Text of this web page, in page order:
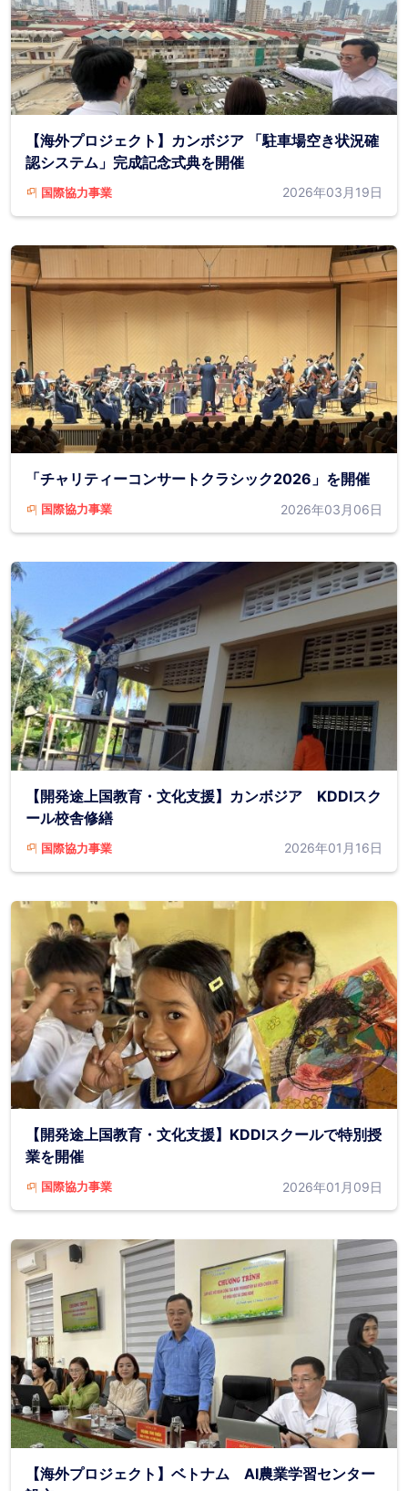
【海外プロジェクト】カンボジア 「駐車場空き状況確
認システム」完成記念式典を開催
国際協力事業 2026年03月19日
「チャリティーコンサートクラシック2026」を開催
国際協力事業 2026年03月06日
【開発途上国教育・文化支援】カンボジア KDDIスク
ール校舎修繕
国際協力事業 2026年01月16日
【開発途上国教育・文化支援】KDDIスクールで特別授
業を開催
国際協力事業 2026年01月09日
【海外プロジェクト】ベトナム AI農業学習センター